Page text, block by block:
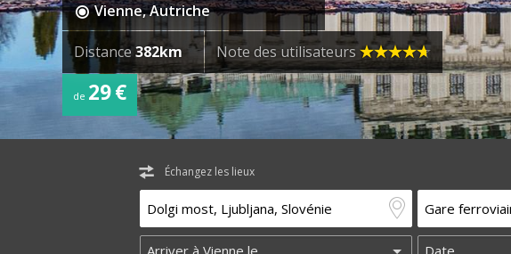
Vienne, Autriche
Distance382km Note des utilisateurs
de 29 €
Échangez les lieux